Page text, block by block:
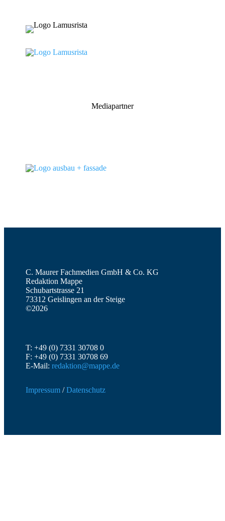
Mediapartner
C. Maurer Fachmedien GmbH & Co. KG
Redaktion Mappe
Schubartstrasse 21
73312 Geislingen an der Steige
©2026
T: +49 (0) 7331 30708 0
F: +49 (0) 7331 30708 69
E-Mail:redaktion@mappe.de
Impressum /Datenschutz